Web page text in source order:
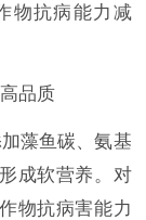
物抗病能力减
品质
藻鱼碳、氨基
成软营养。对
物抗病害能力